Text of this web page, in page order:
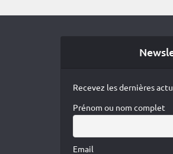
Recevez les dernières
Prénom ou nom complet
Email